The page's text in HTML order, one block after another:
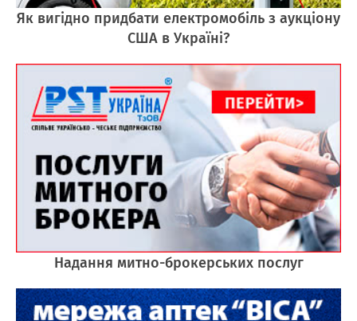
Як вигідно придбати електромобіль з аукціону
США в Україні?
Надання митно-брокерських послуг